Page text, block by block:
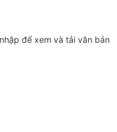
để xem và tải văn bản